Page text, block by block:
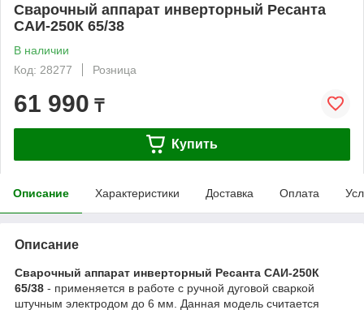
Сварочный аппарат инверторный Ресанта
САИ-250К 65/38
В наличии
Код: 28277
Розница
61 990 ₸
Купить
Описание Характеристики Доставка Оплата
Описание
Сварочный аппарат инверторный Ресанта САИ-250К
65/38 - применяется в работе с ручной дуговой сваркой
штучным электродом до 6 мм. Данная модель считается